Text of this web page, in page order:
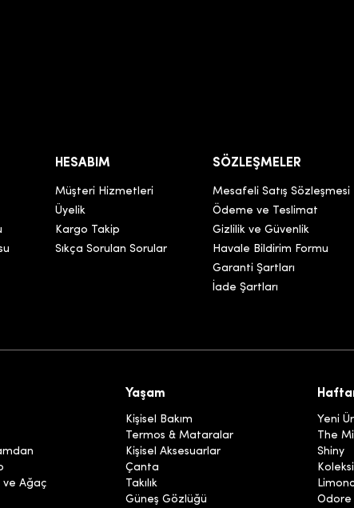
HESABIM
Müşteri Hizmetleri
Üyelik
Kargo Takip
Sıkça Sorulan Sorular
SÖZLEŞMELER
Mesafeli Satış Sözleşmesi
Ödeme ve Teslimat
Gizlilik ve Güvenlik
Havale Bildirim Formu
Garanti Şartları
İade Şartları
ve Ağaç
Yaşam
Kişisel Bakım
Termos & Mataralar
Kişisel Aksesuarlar
Çanta
Takılık
Güneş Gözlüğü
Yeni
The
Shiny
Odore